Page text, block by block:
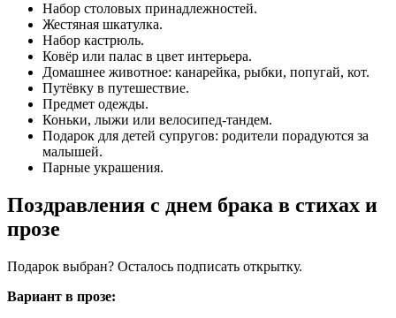
Набор столовых принадлежностей.
Жестяная шкатулка.
Набор кастрюль.
Ковёр или палас в цвет интерьера.
Домашнее животное: канарейка, рыбки, попугай, кот.
Путёвку в путешествие.
Предмет одежды.
Коньки, лыжи или велосипед-тандем.
Подарок для детей супругов: родители порадуются за
малышей.
Парные украшения.
Поздравления с днем брака в стихах и
прозе
Подарок выбран? Осталось подписать открытку.
Вариант в прозе: